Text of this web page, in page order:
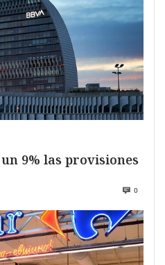
un 9% las provisiones
0